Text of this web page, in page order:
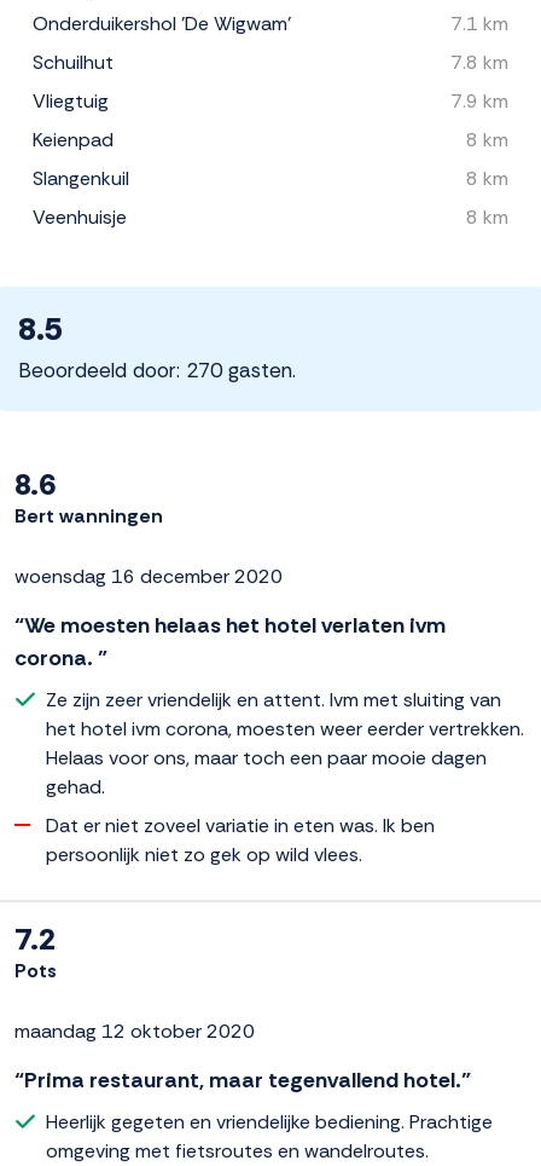
Onderduikershol 'De Wigwam'
7.1 km
Schuilhut
7.8 km
Vliegtuig
7.9 km
Keienpad
8 km
Slangenkuil
8 km
Veenhuisje
8 km
8.5
Beoordeeld door: 270 gasten.
8.6
Bert wanningen
woensdag 16 december 2020
“We moesten helaas het hotel verlaten ivm
corona. ”
Ze zijn zeer vriendelijk en attent. Ivm met sluiting van
het hotel ivm corona, moesten weer eerder vertrekken.
Helaas voor ons, maar toch een paar mooie dagen
gehad.
Dat er niet zoveel variatie in eten was. Ik ben
persoonlijk niet zo gek op wild vlees.
7.2
Pots
maandag 12 oktober 2020
“Prima restaurant, maar tegenvallend hotel.”
Heerlijk gegeten en vriendelijke bediening. Prachtige
omgeving met fietsroutes en wandelroutes.